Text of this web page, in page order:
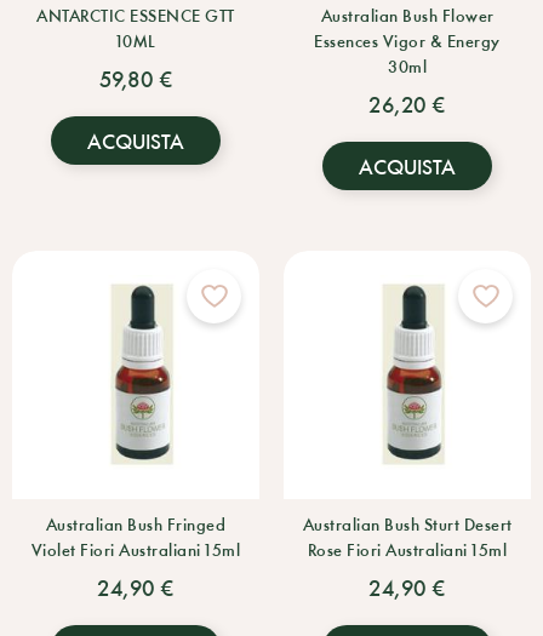
ANTARCTIC ESSENCE GTT
10ML
59,80 €
ACQUISTA
Australian Bush Flower
Essences Vigor & Energy
30ml
26,20 €
ACQUISTA
Australian Bush Fringed
Violet Fiori Australiani 15ml
24,90 €
Australian Bush Sturt Desert
Rose Fiori Australiani 15ml
24,90 €